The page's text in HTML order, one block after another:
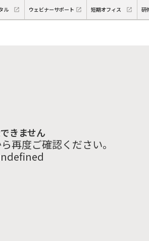
ル ウェビナーサポート 短期オフィス 研
きません
再度ご確認ください。